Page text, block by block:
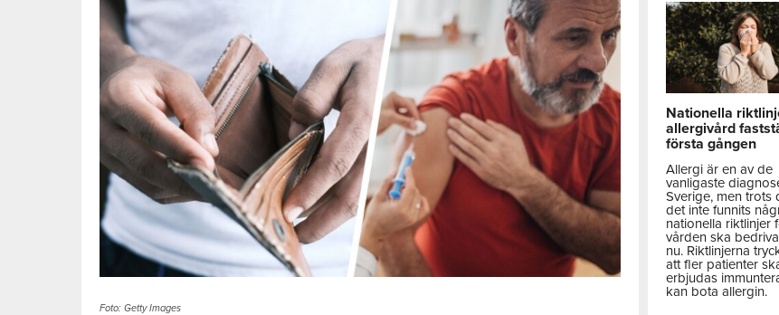
Foto: Getty Images
Nationella
allergivård
första gången
Allergi är en av de
vanligaste
Sverige, men trots
det inte funnits
nationella riktlinjer
vården ska
nu. Riktlinjerna
att fler patienter
erbjudas
kan bota allergin.